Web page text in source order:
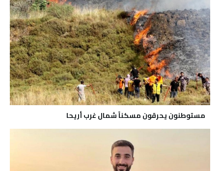
مستوطنون يحرقون مسكناً شمال غرب أريحا